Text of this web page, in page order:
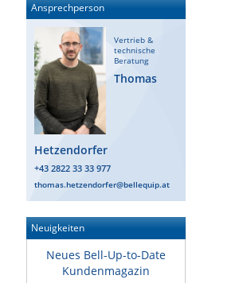
Ansprechperson
Vertrieb &
technische
Beratung
Thomas
Hetzendorfer
+43 2822 33 33 977
thomas.hetzendorfer@bellequip.at
Neuigkeiten
Neues Bell-Up-to-Date
Kundenmagazin